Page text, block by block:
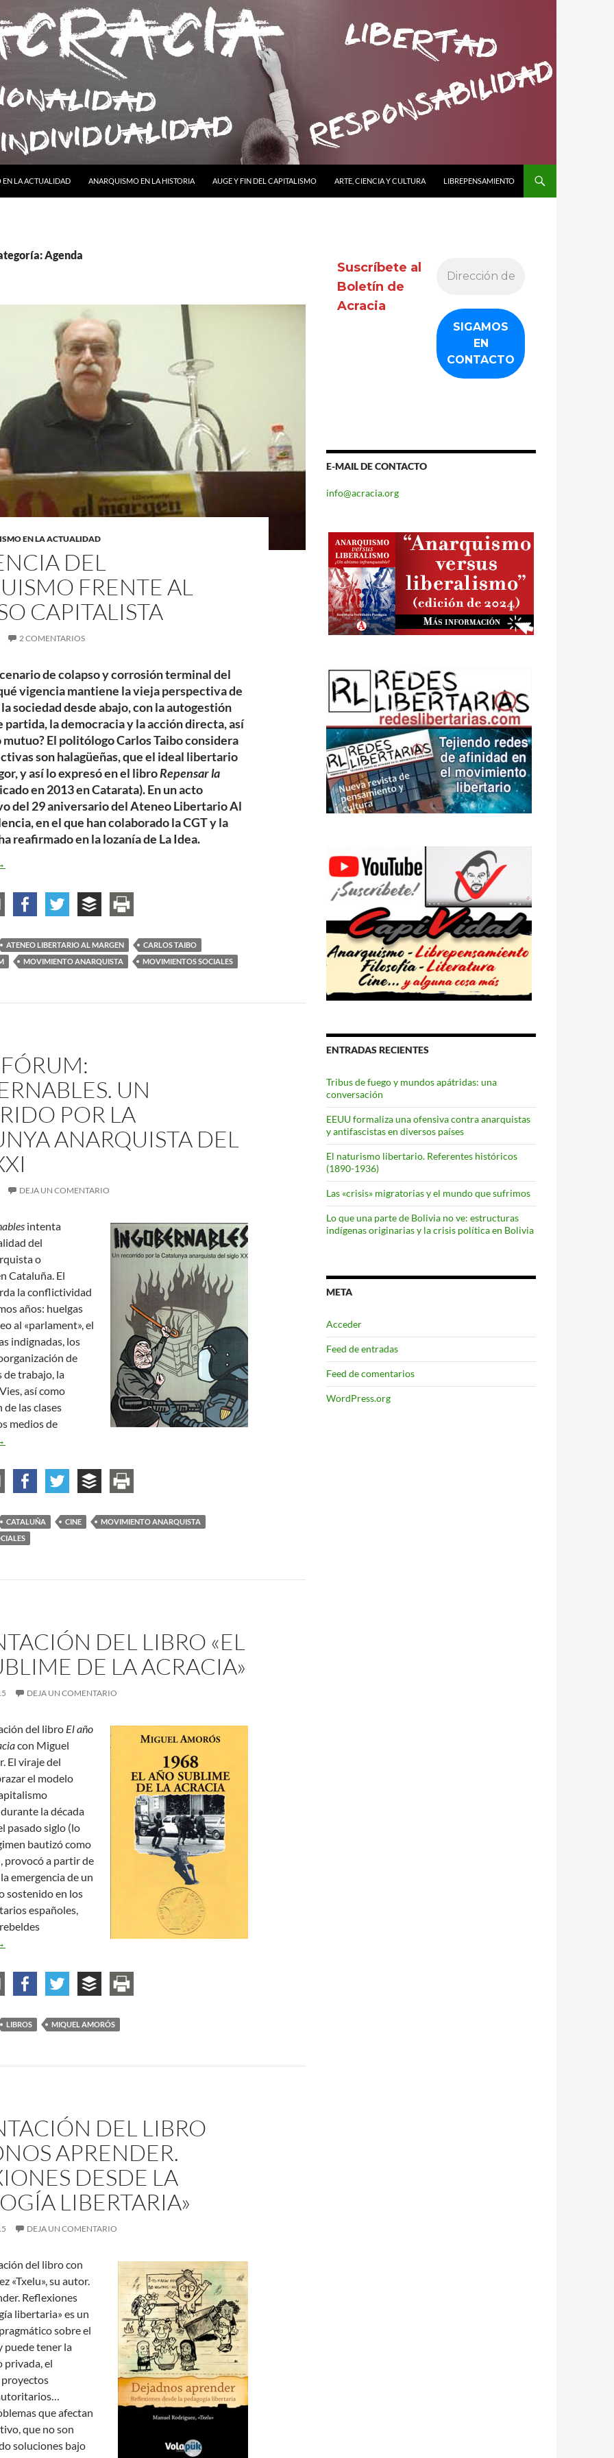
LA ACTUALIDAD
ANARQUISMO EN LA HISTORIA AUGE Y FIN DEL CAPITALISMO ARTE, CIENCIA Y CULTURA LIBREPENSAMIENTO
Agenda
EN LA ACTUALIDAD
DEL
FRENTE AL
CAPITALISTA
2 COMENTARIOS
de colapso y corrosión terminal del
vigencia mantiene la vieja perspectiva de
sociedad desde abajo, con la autogestión
partida, la democracia y la acción directa, así
El politólogo Carlos Taibo considera
son halagüeñas, que el ideal libertario
y así lo expresó en el libroRepensar la
en 2013 en Catarata). En un acto
del 29 aniversario del Ateneo Libertario Al
en el que han colaborado la CGT y la
reafirmado en la lozanía de La Idea.
vigencia del anarquismo frente al colapso capitalista
ATENEO LIBERTARIO AL MARGEN
CARLOS TAIBO
MOVIMIENTO ANARQUISTA MOVIMIENTOS SOCIALES
UN
POR LA
ANARQUISTA DEL
DEJA UN COMENTARIO
intenta
del
o
Cataluña. El
la conflictividad
años: huelgas
al «parlament», el
indignadas, los
de
de trabajo, la
así como
las clases
medios de
fórum: Ingobernables. Un recorrido por la Catalunya anarquista del siglo XXI
CATALUÑA CINE
MOVIMIENTO ANARQUISTA
DEL LIBRO «EL
DE LA ACRACIA»
DEJA UN COMENTARIO
del libro El año
con Miguel
El viraje del
el modelo
la década
pasado siglo (lo
bautizó como
provocó a partir de
emergencia de un
sostenido en los
españoles,
del libro «El año sublime de la acracia»
LIBROS MIQUEL AMORÓS
DEL LIBRO
APRENDER.
DESDE LA
LIBERTARIA»
DEJA UN COMENTARIO
del libro con
«Txelu», su autor.
Reflexiones
libertaria» es un
sobre el
puede tener la
privada, el
que afectan
que no son
soluciones bajo
Suscríbete al
Boletín de
Acracia
E-MAIL DE CONTACTO
info@acracia.org
ENTRADAS RECIENTES
Tribus de fuego y mundos apátridas: una
conversación
EEUU formaliza una ofensiva contra anarquistas
y antifascistas en diversos países
El naturismo libertario. Referentes históricos
(1890-1936)
Las «crisis» migratorias y el mundo que sufrimos
Lo que una parte de Bolivia no ve: estructuras
indígenas originarias y la crisis política en Bolivia
META
Acceder
Feed de entradas
Feed de comentarios
WordPress.org